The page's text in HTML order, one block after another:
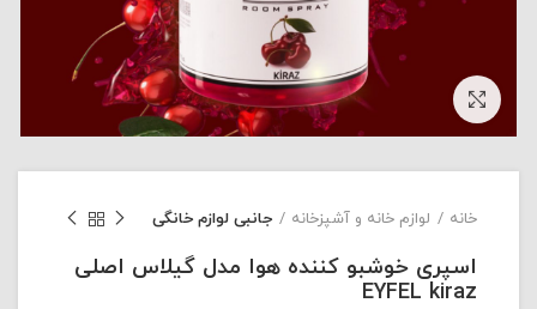
بزرگنمایی تصویر
خانه لوازم خانه و آشپزخانه جانبی لوازم خانگی
اسپری خوشبو کننده هوا مدل گیلاس اصلی
EYFEL kiraz